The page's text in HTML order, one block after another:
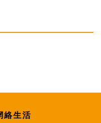
絡生活